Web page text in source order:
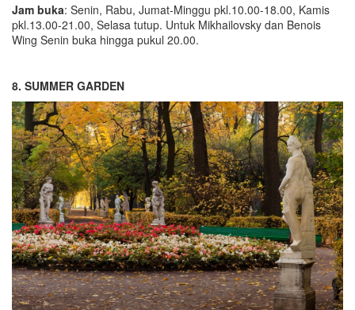
Jam buka: Senin, Rabu, Jumat-Minggu pkl.10.00-18.00, Kamis
pkl.13.00-21.00, Selasa tutup. Untuk Mikhailovsky dan Benois
Wing Senin buka hingga pukul 20.00.
8. SUMMER GARDEN